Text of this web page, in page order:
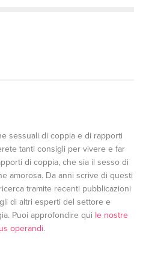
sessuali di coppia e di rapporti
tanti consigli per vivere e far
di coppia, che sia il sesso di
amorosa. Da anni scrive di questi
tramite recenti pubblicazioni
di altri esperti del settore e
Puoi approfondire qui le nostre
operandi.